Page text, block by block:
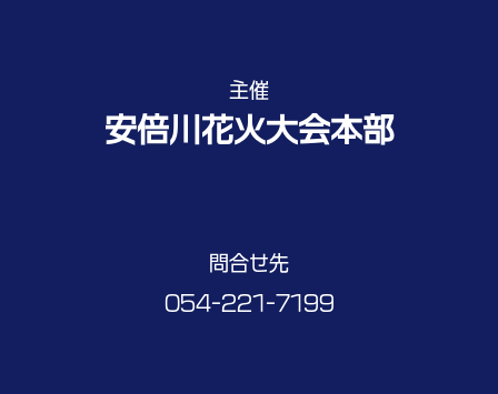
主催
安倍川花火大会本部
問合せ先
054-221-7199